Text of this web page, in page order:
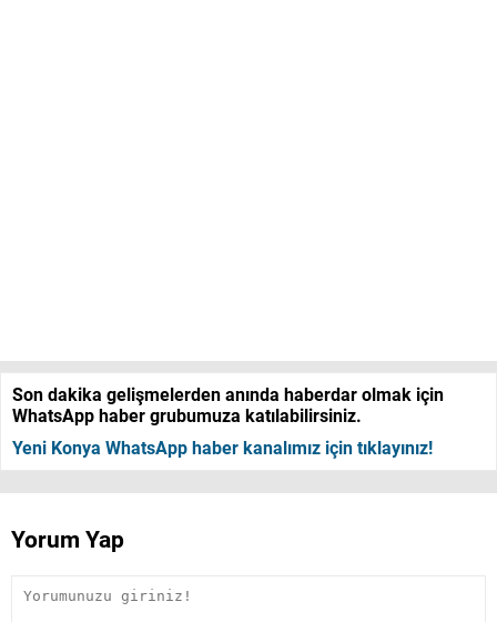
Son dakika gelişmelerden anında haberdar olmak için
WhatsApp haber grubumuza katılabilirsiniz.
Yeni Konya WhatsApp haber kanalımız için tıklayınız!
Yorum Yap